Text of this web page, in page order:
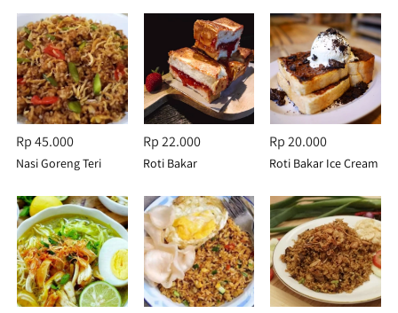
Rp 45.000
Nasi Goreng Teri
Rp 22.000
Roti Bakar
Rp 20.000
Roti Bakar Ice Cream